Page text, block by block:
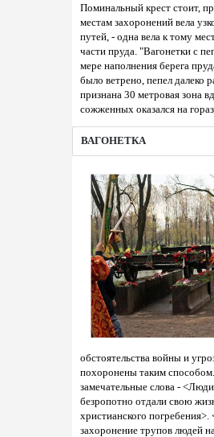
Поминальный крест стоит,
местам захоронений вела
путей, - одна вела к тому
части пруда. "Вагонетки с
мере наполнения берега
было ветрено, пепел далеко
признана 30 метровая зона
сожженных оказался на
ВАГОНЕТКА
обстоятельства войны и
похоронены таким
замечательные слова -
безропотно отдали свою
христианского
захоронение трупов людей